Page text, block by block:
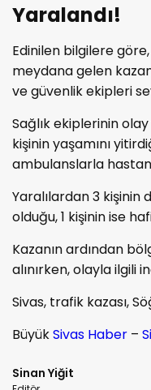
Yaralandı!
Edinilen bilgilere
meydana gelen
ve güvenlik ekipleri
Sağlık ekiplerinin
kişinin yaşamını
ambulanslarla
Yaralılardan 3
olduğu, 1 kişinin ise
Kazanın ardından
alınırken, olayla ilgili
Sivas, trafik kazası,
BüyükSivas Haber –
Sinan Yiğit